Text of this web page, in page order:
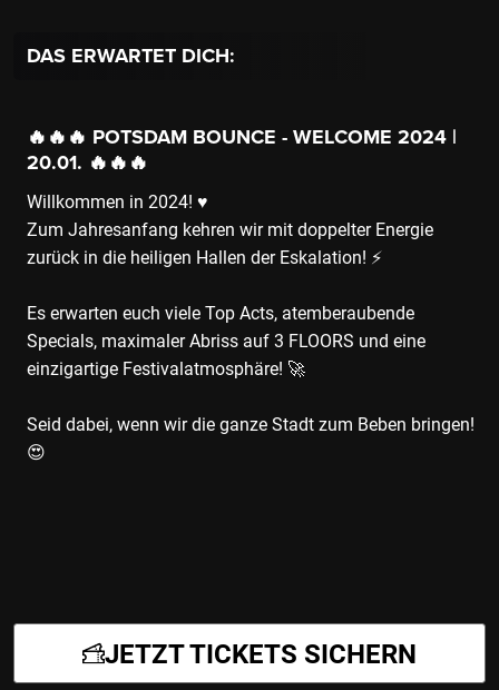
DAS ERWARTET DICH:
🔥🔥🔥 POTSDAM BOUNCE - WELCOME 2024 |
20.01. 🔥🔥🔥
Willkommen in 2024! ♥️
Zum Jahresanfang kehren wir mit doppelter Energie
zurück in die heiligen Hallen der Eskalation! ⚡️
Es erwarten euch viele Top Acts, atemberaubende
Specials, maximaler Abriss auf 3 FLOORS und eine
einzigartige Festivalatmosphäre! 🚀
Seid dabei, wenn wir die ganze Stadt zum Beben bringen!
😍
JETZT TICKETS SICHERN